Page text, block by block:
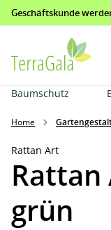
Zur
Geschäftskunde
Baumschutz
Home
Rattan Art
Rattan
grün